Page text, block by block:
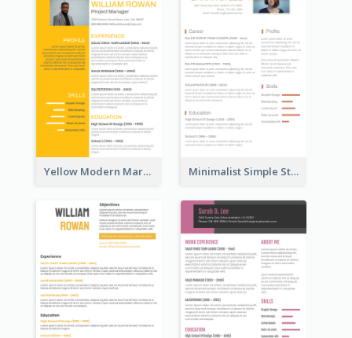
Yellow Modern Marketing Consultant Resume Minimalist Simple Student Resume